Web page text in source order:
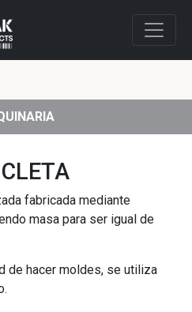
fabricada mediante
masa para ser igual de
de hacer moldes, se utiliza